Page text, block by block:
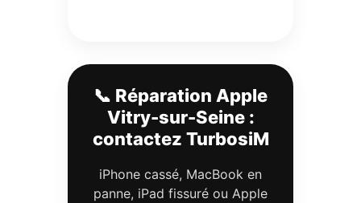
📞 Réparation Apple
Vitry-sur-Seine :
contactez TurbosiM
iPhone cassé, MacBook en
panne, iPad fissuré ou Apple